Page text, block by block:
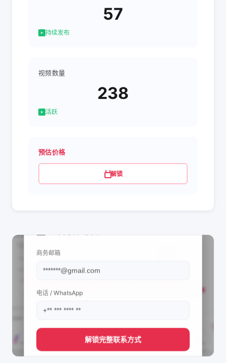
57
持续发布
视频数量
238
活跃
预估价格
解锁
商务邮箱
电话 / WhatsApp
解锁完整联系方式